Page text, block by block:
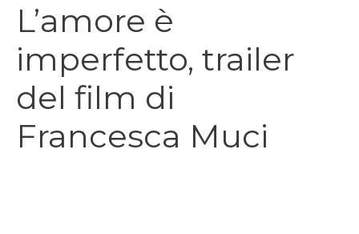
L’amore è
imperfetto, trailer
del film di
Francesca Muci